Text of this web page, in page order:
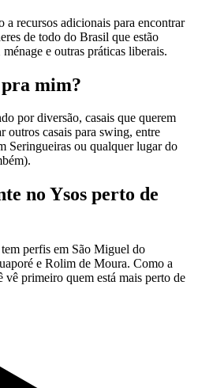
a recursos adicionais para encontrar
de todo do Brasil que estão
e outras práticas liberais.
mim?
por diversão, casais que querem
outros casais para swing, entre
Seringueiras ou qualquer lugar do
no Ysos perto de
perfis em São Miguel do
e Rolim de Moura. Como a
primeiro quem está mais perto de